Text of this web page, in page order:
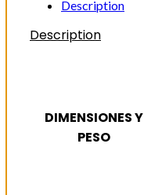
Description
Description
DIMENSIONES Y
PESO